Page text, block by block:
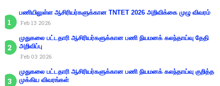
பணியிலுள்ள ஆசிரியர்களுக்கான TNTET 2026 அறிவிக்கை முழு விவரம்
Feb 13 2026
முதுகலை பட்டதாரி ஆசிரியர்களுக்கான பணி நியமனக் கலந்தாய்வு தேதி
அறிவிப்பு
Feb 03 2026
முதுகலை பட்டதாரி ஆசிரியர்களுக்கான பணி நியமனக் கலந்தாய்வு குறித்த
முக்கிய விவரங்கள்